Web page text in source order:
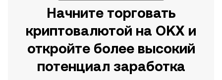
Начните торговать
криптовалютой на OKX и
откройте более высокий
потенциал заработка